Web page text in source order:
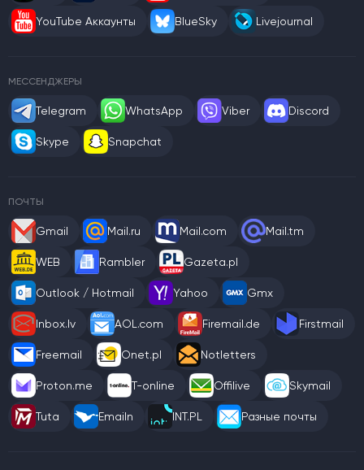
YouTube Аккаунты BlueSky Livejournal
МЕССЕНДЖЕРЫ
Telegram WhatsApp Viber Discord
Skype Snapchat
ПОЧТЫ
Gmail Mail.ru Mail.com Mail.tm
WEB Rambler Gazeta.pl
Outlook / Hotmail Yahoo Gmx
Inbox.lv AOL.com Firemail.de Firstmail
Freemail Onet.pl Notletters
Proton.me T-online Offilive Skymail
Tuta Emailn INT.PL Разные почты